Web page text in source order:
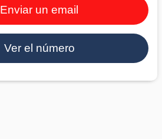
Enviar un email
Ver el número